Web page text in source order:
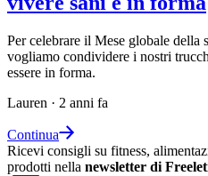
Per celebrare il Mese globale della
vogliamo condividere i nostri
essere in forma.
Lauren · 2 anni fa
Continua
Ricevi consigli su fitness,
prodotti nella newsletter di